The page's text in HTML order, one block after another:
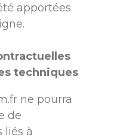
apportées
techniques
ne pourra
de
liés à